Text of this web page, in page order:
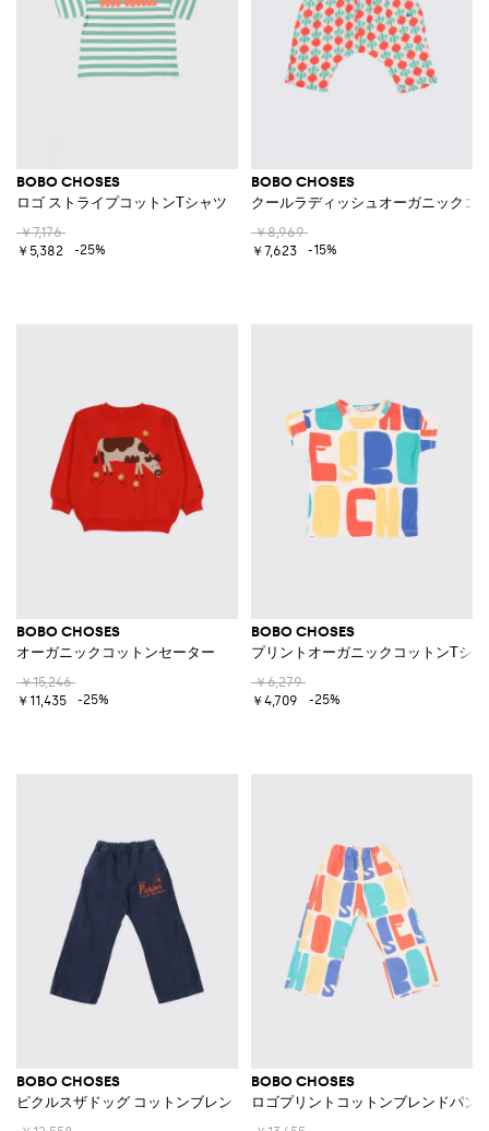
BOBO CHOSES
ロゴ ストライプコットンTシャツ
￥7,176
￥5,382
-25%
BOBO CHOSES
クールラディッシュオーガニックコ
￥8,969
￥7,623
-15%
BOBO CHOSES
オーガニックコットンセーター
￥15,246
￥11,435
-25%
BOBO CHOSES
プリントオーガニックコットンTシ
￥6,279
￥4,709
-25%
BOBO CHOSES
ピクルスザドッグ コットンブレンドパンツ
BOBO CHOSES
ロゴプリントコットンブレンドパン